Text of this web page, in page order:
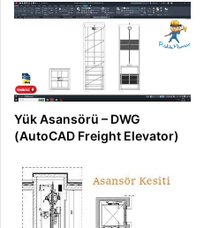
Yük Asansörü – DWG
(AutoCAD Freight Elevator)